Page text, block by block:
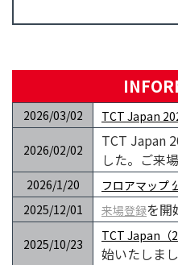
2026/03/02 TCT Japan
2026/02/02 TCT Japan
した。ご来
2026/1/20
フロアマップ
2025/12/01
来場登録を開
2025/10/23
TCT Japan（
始いたしまし